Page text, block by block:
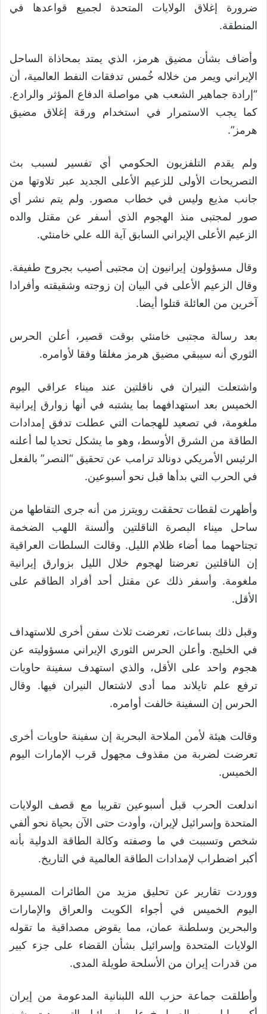
ضرورة إغلاق الولايات المتحدة لجميع قواعدها في
المنطقة.
وأضاف بشأن مضيق هرمز، الذي يمتد بمحاذاة الساحل
الإيراني ويمر من خلاله خُمس تدفقات النفط العالمية، أن
“إرادة جماهير الشعب هي مواصلة الدفاع المؤثر والرادع.
كما يجب الاستمرار في استخدام ورقة إغلاق مضيق
هرمز”.
ولم يقدم التلفزيون الحكومي أي تفسير لسبب بث
التصريحات الأولى للزعيم الأعلى الجديد عبر تلاوتها من
جانب مذيع وليس في خطاب مصور. ولم يتم نشر أي
صور لمجتبى منذ الهجوم الذي أسفر عن مقتل والده
الزعيم الأعلى الإيراني السابق آية الله علي خامنئي.
وقال مسؤولون إيرانيون إن مجتبى أصيب بجروح طفيفة.
وقال الزعيم الأعلى في البيان إن زوجته وشقيقته وأفرادا
آخرين من العائلة قتلوا أيضا.
بعد رسالة مجتبى خامنئي بوقت قصير، أعلن الحرس
الثوري أنه سيبقي مضيق هرمز مغلقا وفقا لأوامره.
واشتعلت النيران في ناقلتين عند ميناء عراقي اليوم
الخميس بعد استهدافهما بما يشتبه في أنها زوارق إيرانية
ملغومة، في تصعيد للهجمات التي عطلت تدفق إمدادات
الطاقة من الشرق الأوسط، وهو ما يشكل تحديا لما أعلنه
الرئيس الأمريكي دونالد ترامب عن تحقيق “النصر” بالفعل
في الحرب التي بدأها قبل نحو أسبوعين.
وأظهرت لقطات تحققت رويترز من أنه جرى التقاطها من
ساحل ميناء البصرة الناقلتين وألسنة اللهب الضخمة
تجتاحهما مما أضاء ظلام الليل. وقالت السلطات العراقية
إن الناقلتين تعرضتا لهجوم خلال الليل بزوارق إيرانية
ملغومة. وأسفر ذلك عن مقتل أحد أفراد الطاقم على
الأقل.
وقبل ذلك بساعات، تعرضت ثلاث سفن أخرى للاستهداف
في الخليج. وأعلن الحرس الثوري الإيراني مسؤوليته عن
هجوم واحد على الأقل، والذي استهدف سفينة حاويات
ترفع علم تايلاند مما أدى لاشتعال النيران فيها. وقال
الحرس إن السفينة خالفت أوامره.
وقالت هيئة لأمن الملاحة البحرية إن سفينة حاويات أخرى
تعرضت لضربة من مقذوف مجهول قرب الإمارات اليوم
الخميس.
اندلعت الحرب قبل أسبوعين تقريبا مع قصف الولايات
المتحدة وإسرائيل لإيران، وأودت حتى الآن بحياة نحو ألفي
شخص وتسببت في ما وصفته وكالة الطاقة الدولية بأنه
أكبر اضطراب لإمدادات الطاقة العالمية في التاريخ.
ووردت تقارير عن تحليق مزيد من الطائرات المسيرة
اليوم الخميس في أجواء الكويت والعراق والإمارات
والبحرين وسلطنة عمان، مما يقوض مصداقية ما تقوله
الولايات المتحدة وإسرائيل بشأن القضاء على جزء كبير
من قدرات إيران من الأسلحة طويلة المدى.
وأطلقت جماعة حزب الله اللبنانية المدعومة من إيران